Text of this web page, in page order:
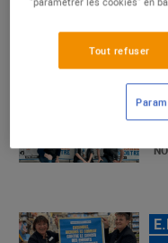
Tout refuser